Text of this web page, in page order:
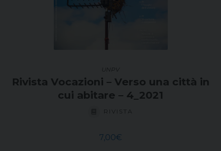
UNPV
Rivista Vocazioni – Verso una città in
cui abitare – 4_2021
RIVISTA
7,00€